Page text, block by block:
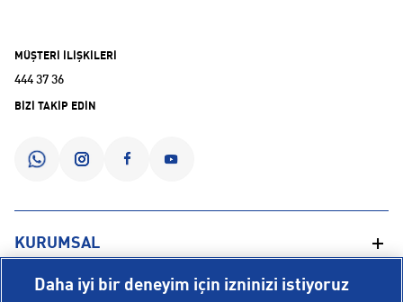
MÜŞTERİ İLİŞKİLERİ
444 37 36
BİZİ TAKİP EDİN
KURUMSAL
Hakkımızda
Daha iyi bir deneyim için izninizi istiyoruz